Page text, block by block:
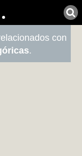
con
.